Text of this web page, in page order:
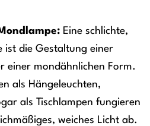
Eine schlichte,
ist die Gestaltung einer
einer mondähnlichen Form.
als Hängeleuchten,
als Tischlampen fungieren
weiches Licht ab.